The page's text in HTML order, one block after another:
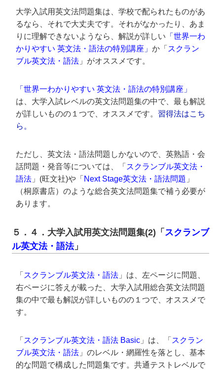
大学入試用英文法問題集は、学校で配られたものがあ
るなら、それで大丈夫です。それがなかったり、あま
りに理解できないようなら、解説が詳しい 「 世界一わ
かりやすい 英文法・語法の特別講座 」 か「 スクラン
ブル英文法・語法 」がオススメです。
「 世界一わかりやすい 英文法・語法の特別講座 」
は、大学入試レベルの英文法問題集の中で、最も解説
が詳しいものの１つで、オススメです。 習得法はこち
ら。
ただし、英文法・語法問題しかないので、英熟語・会
話問題・発音等については、「 スクランブル英文法・
語法 」(旺文社)や「 Next Stage英文法・語法問題 」
（桐原書店）のような総合英文法問題集で補う必要が
あります。
５．４．大学入試用英文法問題集(2)「 スクランブ
ル英文法・語法」
「 スクランブル英文法・語法 」は、左ページに問題、
右ページに答えが載った、大学入試用総合英文法問題
集の中で最も解説が詳しいものの１つで、オススメで
す。
「 スクランブル英文法・語法 Basic 」は、「 スクラン
ブル英文法・語法 」のレベル・網羅性を落とし、基本
的な問題で構成した問題集です。共通テストレベルで